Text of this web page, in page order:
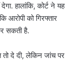
हालांकि, कोर्ट ने यह
आरोपी को गिरफ्तार
सकती है.
तो दे दी, लेकिन जांच पर